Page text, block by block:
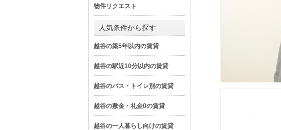
物件リクエスト
人気条件から探す
越谷の築5年以内の賃貸
越谷の駅近10分以内の賃貸
越谷のバス・トイレ別の賃貸
越谷の敷金・礼金0の賃貸
越谷の一人暮らし向けの賃貸